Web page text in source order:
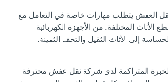
العفش يتطلب مهارات خاصة في التعامل مع
الأثاث المختلفة. من الأجهزة الكهربائية
إلى الأثاث الثقيل والتحف الثمينة.
المتراكمة لدى شركة نقل عفش محترفة